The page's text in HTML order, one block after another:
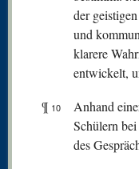
der
und
klarere
entwickelt,
¶ 10
Anhand
Schülern
des